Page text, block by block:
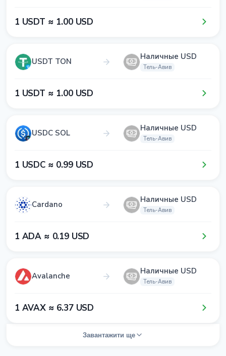
1​ USDT ≈ 1​.0​0​ USD
USDT TON Наличные USD
Тель-Авив
1​ USDT ≈ 1​.0​0​ USD
USDC SOL Наличные USD
Тель-Авив
1​ USDC ≈ 0​.9​9​ USD
Cardano Наличные USD
Тель-Авив
1​ ADA ≈ 0​.1​9​ USD
Avalanche Наличные USD
Тель-Авив
1​ AVAX ≈ 6​.3​7​ USD
Завантажити ще